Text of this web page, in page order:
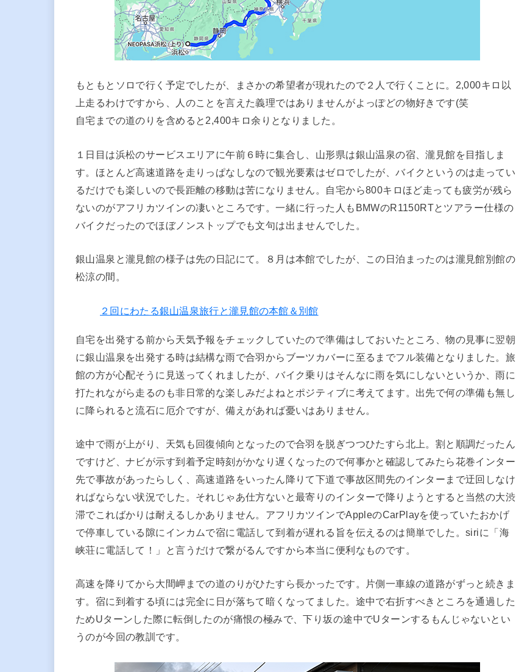
もともとソロで行く予定でしたが、まさかの希望者が現れたので２人で行くことに。2,000キロ以
上走るわけですから、人のことを言えた義理ではありませんがよっぽどの物好きです(笑
自宅までの道のりを含めると2,400キロ余りとなりました。
１日目は浜松のサービスエリアに午前６時に集合し、山形県は銀山温泉の宿、瀧見館を目指しま
す。ほとんど高速道路を走りっぱなしなので観光要素はゼロでしたが、バイクというのは走ってい
るだけでも楽しいので長距離の移動は苦になりません。自宅から800キロほど走っても疲労が残ら
ないのがアフリカツインの凄いところです。一緒に行った人もBMWのR1150RTとツアラー仕様の
バイクだったのでほぼノンストップでも文句は出ませんでした。
銀山温泉と瀧見館の様子は先の日記にて。８月は本館でしたが、この日泊まったのは瀧見館別館の
松涼の間。
２回にわたる銀山温泉旅行と瀧見館の本館＆別館
自宅を出発する前から天気予報をチェックしていたので準備はしておいたところ、物の見事に翌朝
に銀山温泉を出発する時は結構な雨で合羽からブーツカバーに至るまでフル装備となりました。旅
館の方が心配そうに見送ってくれましたが、バイク乗りはそんなに雨を気にしないというか、雨に
打たれながら走るのも非日常的な楽しみだよねとポジティブに考えてます。出先で何の準備も無し
に降られると流石に厄介ですが、備えがあれば憂いはありません。
途中で雨が上がり、天気も回復傾向となったので合羽を脱ぎつつひたすら北上。割と順調だったん
ですけど、ナビが示す到着予定時刻がかなり遅くなったので何事かと確認してみたら花巻インター
先で事故があったらしく、高速道路をいったん降りて下道で事故区間先のインターまで迂回しなけ
ればならない状況でした。それじゃあ仕方ないと最寄りのインターで降りようとすると当然の大渋
滞でこればかりは耐えるしかありません。アフリカツインでAppleのCarPlayを使っていたおかげ
で停車している隙にインカムで宿に電話して到着が遅れる旨を伝えるのは簡単でした。siriに「海
峡荘に電話して！」と言うだけで繋がるんですから本当に便利なものです。
高速を降りてから大間岬までの道のりがひたすら長かったです。片側一車線の道路がずっと続きま
す。宿に到着する頃には完全に日が落ちて暗くなってました。途中で右折すべきところを通過した
ためUターンした際に転倒したのが痛恨の極みで、下り坂の途中でUターンするもんじゃないとい
うのが今回の教訓です。